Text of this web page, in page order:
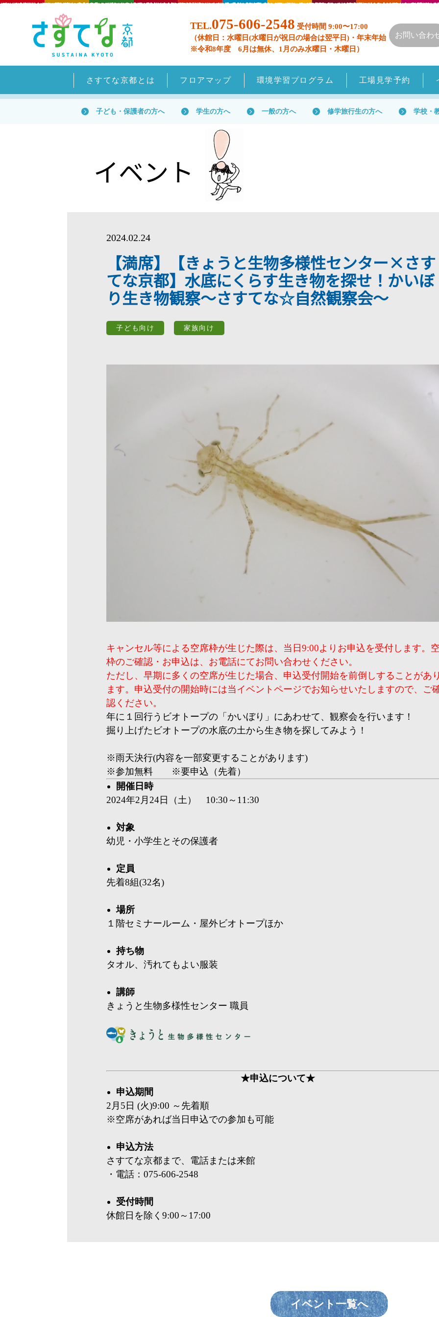
TEL.075-606-2548 受付時間 9:00〜17:00
（休館日：水曜日(水曜日が祝日の場合は翌平日)・年末年始
※令和8年度 6月は無休、1月のみ水曜日・木曜日）
お問い合わ
さすてな京都とは フロアマップ 環境学習プログラム 工場見学予約
子ども・保護者の方へ 学生の方へ 一般の方へ 修学旅行生の方へ 学校・
イベント
2024.02.24
【満席】【きょうと生物多様性センター×さす
てな京都】水底にくらす生き物を探せ！かいぼ
り生き物観察～さすてな☆自然観察会～
子ども向け 家族向け
キャンセル等による空席枠が生じた際は、当日9:00よりお申込を受付します。
枠のご確認・お申込は、お電話にてお問い合わせください。
ただし、早期に多くの空席が生じた場合、申込受付開始を前倒しすることがあ
ます。申込受付の開始時には当イベントページでお知らせいたしますので、ご
認ください。
年に１回行うビオトープの「かいぼり」にあわせて、観察会を行います！
掘り上げたビオトープの水底の土から生き物を探してみよう！
※雨天決行(内容を一部変更することがあります)
※参加無料 ※要申込（先着）
開催日時
2024年2月24日（土） 10:30～11:30
対象
幼児・小学生とその保護者
定員
先着8組(32名)
場所
１階セミナールーム・屋外ビオトープほか
持ち物
タオル、汚れてもよい服装
講師
きょうと生物多様性センター 職員
★申込について★
申込期間
2月5日 (火)9:00 ～先着順
※空席があれば当日申込での参加も可能
申込方法
さすてな京都まで、電話または来館
・電話：075-606-2548
受付時間
休館日を除く9:00～17:00
イベント一覧へ